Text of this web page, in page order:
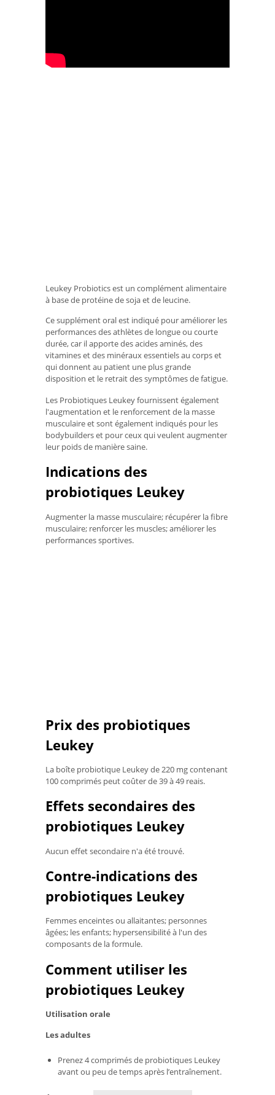
Leukey Probiotics est un complément alimentaire
à base de protéine de soja et de leucine.
Ce supplément oral est indiqué pour améliorer les
performances des athlètes de longue ou courte
durée, car il apporte des acides aminés, des
vitamines et des minéraux essentiels au corps et
qui donnent au patient une plus grande
disposition et le retrait des symptômes de fatigue.
Les Probiotiques Leukey fournissent également
l'augmentation et le renforcement de la masse
musculaire et sont également indiqués pour les
bodybuilders et pour ceux qui veulent augmenter
leur poids de manière saine.
Indications des
probiotiques Leukey
Augmenter la masse musculaire; récupérer la fibre
musculaire; renforcer les muscles; améliorer les
performances sportives.
Prix ​​des probiotiques
Leukey
La boîte probiotique Leukey de 220 mg contenant
100 comprimés peut coûter de 39 à 49 reais.
Effets secondaires des
probiotiques Leukey
Aucun effet secondaire n'a été trouvé.
Contre-indications des
probiotiques Leukey
Femmes enceintes ou allaitantes; personnes
âgées; les enfants; hypersensibilité à l'un des
composants de la formule.
Comment utiliser les
probiotiques Leukey
Utilisation orale
Les adultes
Prenez 4 comprimés de probiotiques Leukey
avant ou peu de temps après l’entraînement.